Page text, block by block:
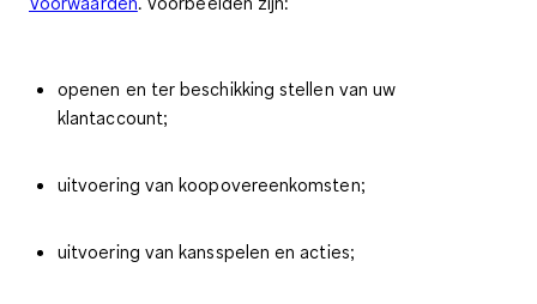
openen en ter beschikking stellen van uw
klantaccount;
uitvoering van koopovereenkomsten;
uitvoering van kansspelen en acties;